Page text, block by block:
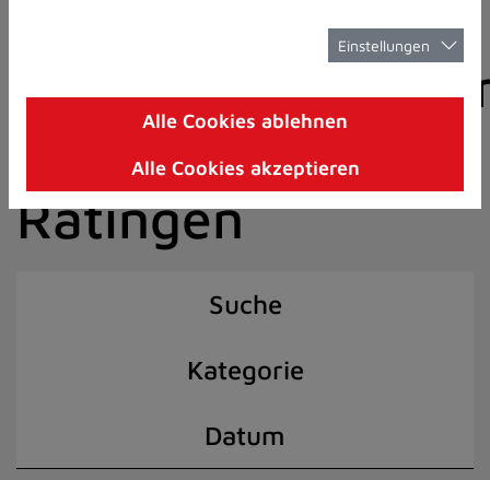
8)
I)
der Stadt
Ratingen
Suche
Kategorie
Datum
Einstellungen
Alle Cookies ablehnen
Alle Cookies akzeptieren